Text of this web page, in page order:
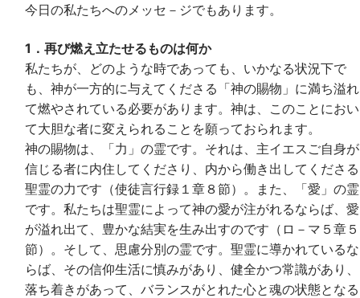
今日の私たちへのメッセ－ジでもあります。
1．再び燃え立たせるものは何か
私たちが、どのような時であっても、いかなる状況下で
も、神が一方的に与えてくださる「神の賜物」に満ち溢れ
て燃やされている必要があります。神は、このことにおい
て大胆な者に変えられることを願っておられます。
神の賜物は、「力」の霊です。それは、主イエスご自身が
信じる者に内住してくださり、内から働き出してくださる
聖霊の力です（使徒言行録１章８節）。また、「愛」の霊
です。私たちは聖霊によって神の愛が注がれるならば、愛
が溢れ出て、豊かな結実を生み出すのです（ロ－マ５章５
節）。そして、思慮分別の霊です。聖霊に導かれているな
らば、その信仰生活に慎みがあり、健全かつ常識があり、
落ち着きがあって、バランスがとれた心と魂の状態となる